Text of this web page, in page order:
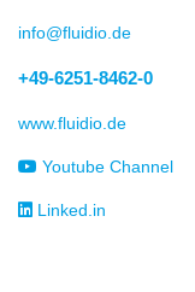
info@fluidio.de
+49-6251-8462-0
www.fluidio.de
Youtube Channel
Linked.in